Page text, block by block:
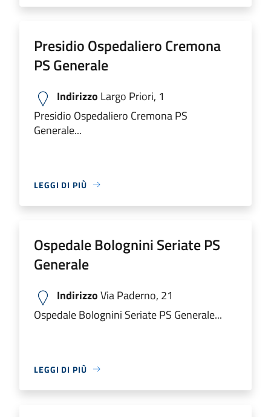
Presidio Ospedaliero Cremona
PS Generale
Indirizzo Largo Priori, 1
Presidio Ospedaliero Cremona PS
Generale...
LEGGI DI PIÙ
Ospedale Bolognini Seriate PS
Generale
IndirizzoVia Paderno, 21
Ospedale Bolognini Seriate PS Generale...
LEGGI DI PIÙ